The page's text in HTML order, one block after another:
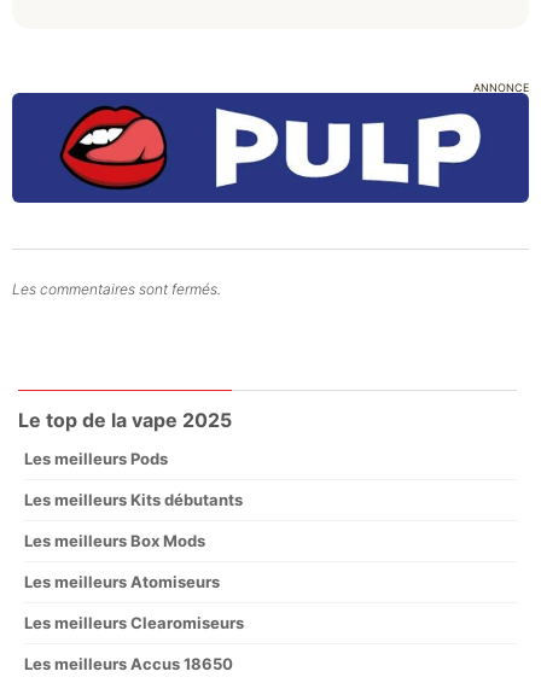
ANNONCE
Les commentaires sont fermés.
Le top de la vape 2025
Les meilleurs Pods
Les meilleurs Kits débutants
Les meilleurs Box Mods
Les meilleurs Atomiseurs
Les meilleurs Clearomiseurs
Les meilleurs Accus 18650